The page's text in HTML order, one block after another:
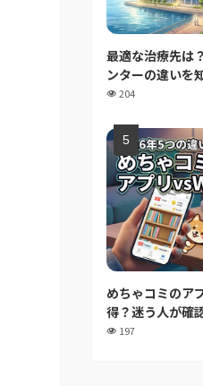
最適な治療先は
ンターの違いを
204
めちゃコミのア
得？迷う人が確
197